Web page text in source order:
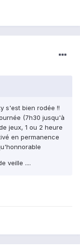
s'est bien rodée !!
(7h30 jusqu'à
jeux, 1 ou 2 heure
en permanence
veille ....